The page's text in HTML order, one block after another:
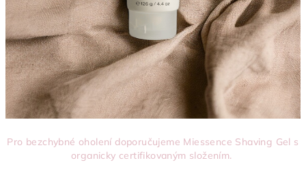
Pro bezchybné oholení doporučujeme Miessence Shaving Gel s
organicky certifikovaným složením.